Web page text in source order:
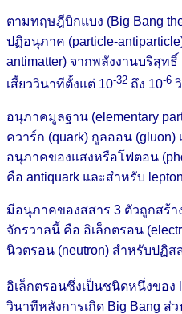
ตามทฤษฎีบิกแบง (Big Bang
ปฏิอนุภาค (particle-
antimatter) จากพลังงานบริสุทธิ์
เสี้ยววินาทีตั้งแต่ 10-32 ถึง 10-6
อนุภาคมูลฐาน (elementary
ควาร์ก (quark) กูลออน (gluon)
อนุภาคของแสงหรือโฟตอน
คือ antiquark และสำหรับ
มีอนุภาคของสสาร 3 ตัวถูกสร้า
จักรวาลนี้ คือ อิเล็กตรอน
นิวตรอน (neutron) สำหรับปฏิส
อิเล็กตรอนซึ่งเป็นชนิดหนึ่งของ
วินาทีหลังการเกิด Big Bang ส่